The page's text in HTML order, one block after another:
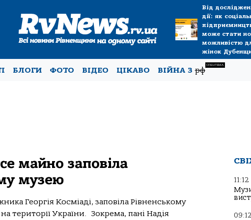
Від
дії: як
може стати
можливістю
жінок
БЛОГИ ФОТО ВІДЕО ЦІКАВО ВІЙНА Зрф
СПЕЦТЕМА
майно заповіла
музею
Георгія Косміаді, заповіла Рівненському
території України. Зокрема, пані Надія
11:12
09:12